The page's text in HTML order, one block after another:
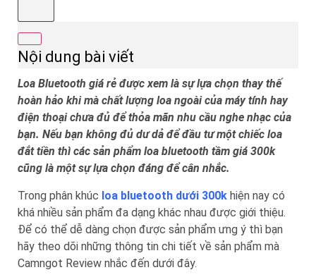
Nội dung bài viết
Loa Bluetooth giá rẻ được xem là sự lựa chọn thay thế
hoàn hảo khi mà chất lượng loa ngoài của máy tính hay
điện thoại chưa đủ để thỏa mãn nhu cầu nghe nhạc của
bạn. Nếu bạn không đủ dư dả để đầu tư một chiếc loa
đắt tiền thì các sản phẩm loa bluetooth tầm giá 300k
cũng là một sự lựa chọn đáng để cân nhắc.
Trong phân khúc loa bluetooth dưới 300k hiện nay có
khá nhiều sản phẩm đa dạng khác nhau được giới thiệu.
Để có thể dễ dàng chọn được sản phẩm ưng ý thì bạn
hãy theo dõi những thông tin chi tiết về sản phẩm mà
Camngot Review nhắc đến dưới đây.